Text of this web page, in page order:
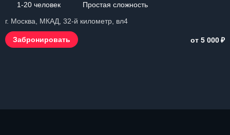
1-20 человек
Простая сложность
г. Москва, МКАД, 32-й километр, вл4
Забронировать от 5 000₽